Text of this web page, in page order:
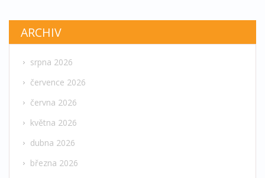
ARCHIV
srpna 2026
července 2026
června 2026
května 2026
dubna 2026
března 2026